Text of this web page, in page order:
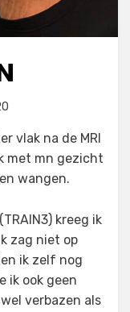
vlak na de MRI
met mn gezicht
wangen.
kreeg ik
zag niet op
ik zelf nog
ik ook geen
verbazen als